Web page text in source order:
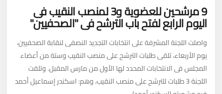
9 مرشحين للعضوية و3 لمنصب النقيب فى
اليوم الرابع لفتح باب الترشح فى "الصحفيين"
واصلت اللجنة المشرفة على انتخابات التجديد النصفى لنقابة الصحفيين،
يوم الأربعاء، تلقى طلبات الترشح على منصب النقيب وستة من أعضاء
المجلس فى الانتخابات المحدد لها الأول من مارس المقبل. وتلقت
اللجنة 3 طلبات للترشح على منصب النقيب، وهم: اسكندر إسماعيل أحمد